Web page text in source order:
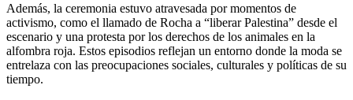
Además, la ceremonia estuvo atravesada por momentos de
activismo, como el llamado de Rocha a “liberar Palestina” desde el
escenario y una protesta por los derechos de los animales en la
alfombra roja. Estos episodios reflejan un entorno donde la moda se
entrelaza con las preocupaciones sociales, culturales y políticas de su
tiempo.